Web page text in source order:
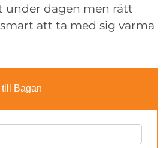
under dagen men rätt
att ta med sig varma
till Bagan